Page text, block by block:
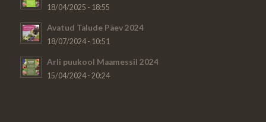
18/04/2025 - 18:55
Avatud Talude Päev 2024
18/07/2024 - 10:51
Arli puukool Maamessil 2024
15/04/2024 - 20:24